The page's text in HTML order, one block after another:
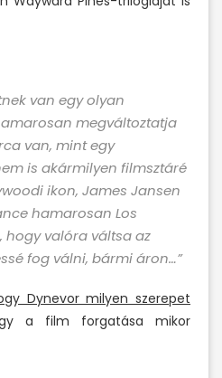
van egy olyan
megváltoztatja
van, mint egy
is akármilyen filmsztáré
ikon, James Jansen
hamarosan Los
hogy valóra váltsa az
fog válni, bármi áron…”
Dynevor milyen szerepet
a film forgatása mikor